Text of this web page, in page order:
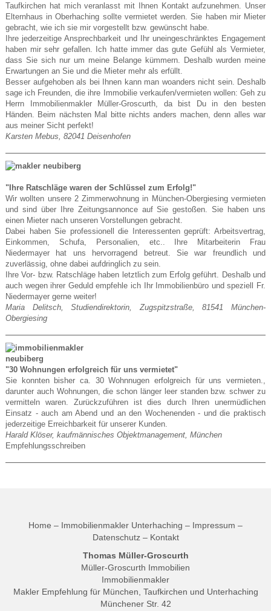
Taufkirchen hat mich veranlasst mit Ihnen Kontakt aufzunehmen. Unser
Elternhaus in Oberhaching sollte vermietet werden. Sie haben mir Mieter
gebracht, wie ich sie mir vorgestellt bzw. gewünscht habe.
Ihre jederzeitige Ansprechbarkeit und Ihr uneingeschränktes Engagement
haben mir sehr gefallen. Ich hatte immer das gute Gefühl als Vermieter,
dass Sie sich nur um meine Belange kümmern. Deshalb wurden meine
Erwartungen an Sie und die Mieter mehr als erfüllt.
Besser aufgehoben als bei Ihnen kann man woanders nicht sein. Deshalb
sage ich Freunden, die ihre Immobilie verkaufen/vermieten wollen: Geh zu
Herrn Immobilienmakler Müller-Groscurth, da bist Du in den besten
Händen. Beim nächsten Mal bitte nichts anders machen, denn alles war
aus meiner Sicht perfekt!
Karsten Mebus, 82041 Deisenhofen
"Ihre Ratschläge waren der Schlüssel zum Erfolg!"
Wir wollten unsere 2 Zimmerwohnung in München-Obergiesing vermieten
und sind über Ihre Zeitungsannonce auf Sie gestoßen. Sie haben uns
einen Mieter nach unseren Vorstellungen gebracht.
Dabei haben Sie professionell die Interessenten geprüft: Arbeitsvertrag,
Einkommen, Schufa, Personalien, etc.. Ihre Mitarbeiterin Frau
Niedermayer hat uns hervorragend betreut. Sie war freundlich und
zuverlässig, ohne dabei aufdringlich zu sein.
Ihre Vor- bzw. Ratschläge haben letztlich zum Erfolg geführt. Deshalb und
auch wegen ihrer Geduld empfehle ich Ihr Immobilienbüro und speziell Fr.
Niedermayer gerne weiter!
Maria Delitsch, Studiendirektorin, Zugspitzstraße, 81541 München-
Obergiesing
"30 Wohnungen erfolgreich für uns vermietet"
Sie konnten bisher ca. 30 Wohnnugen erfolgreich für uns vermieten.,
darunter auch Wohnungen, die schon länger leer standen bzw. schwer zu
vermitteln waren. Zurückzuführen ist dies durch Ihren unermüdlichen
Einsatz - auch am Abend und an den Wochenenden - und die praktisch
jederzeitige Erreichbarkeit für unserer Kunden.
Harald Klöser, kaufmännisches Objektmanagement, München
Empfehlungsschreiben
Home – Immobilienmakler Unterhaching – Impressum –
Datenschutz– Kontakt
Thomas Müller-Groscurth
Müller-Groscurth Immobilien
Immobilienmakler
Makler Empfehlung für München, Taufkirchen und Unterhaching
Münchener Str. 42